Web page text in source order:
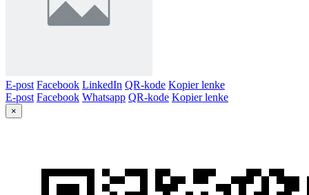
E-post Facebook LinkedIn QR-kode Kopier lenke
E-post Facebook Whatsapp QR-kode Kopier lenke
×